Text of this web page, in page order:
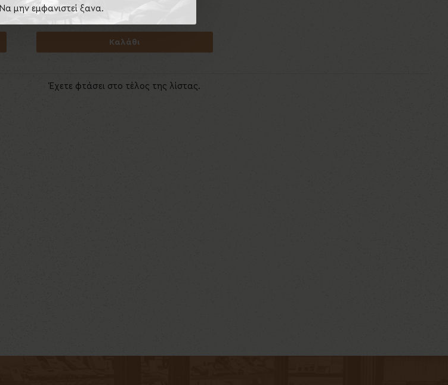
Να μην εμφανιστεί ξανα.
Καλάθι
Έχετε φτάσει στο τέλος της λίστας.